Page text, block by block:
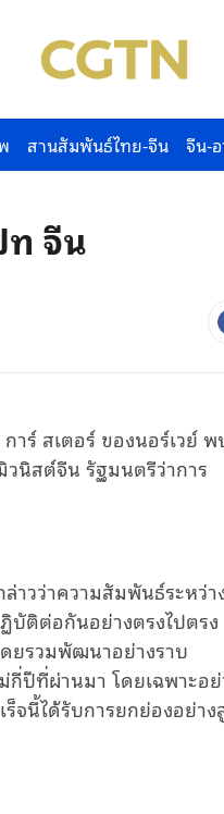
สานสัมพันธ์ไทย-จีน จีน-
จีน
การ์ สเตอร์ ของนอร์เวย์ พ
วนิสต์จีน รัฐมนตรีว่าการ
าวว่าความสัมพันธ์ระหว่า
บัติต่อกันอย่างตรงไปตรง
ยรวมพัฒนาอย่างราบ
กี่ปีที่ผ่านมา โดยเฉพาะอ
ร็จนี้ได้รับการยกย่องอย่าง